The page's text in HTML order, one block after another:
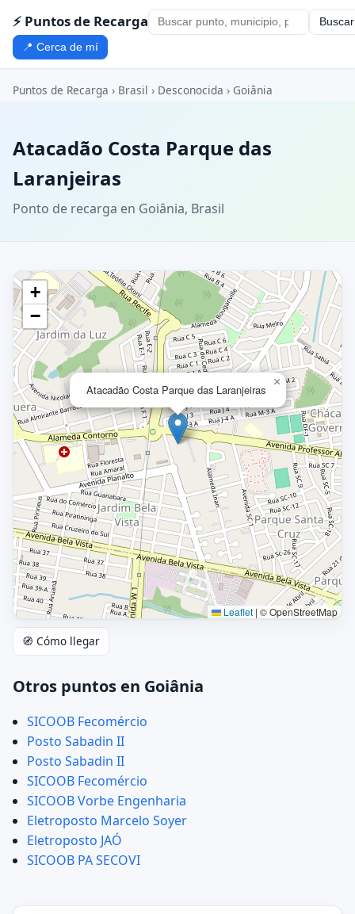
⚡ Puntos de Recarga Buscar
📍 Cerca de mí
Puntos de Recarga › Brasil › Desconocida › Goiânia
Atacadão Costa Parque das
Laranjeiras
Ponto de recarga en Goiânia, Brasil
Atacadão Costa Parque das Laranjeiras
×
+
−
Leaflet | © OpenStreetMap
🧭 Cómo llegar
Otros puntos en Goiânia
SICOOB Fecomércio
Posto Sabadin II
Posto Sabadin II
SICOOB Fecomércio
SICOOB Vorbe Engenharia
Eletroposto Marcelo Soyer
Eletroposto JAÓ
SICOOB PA SECOVI